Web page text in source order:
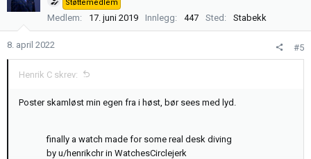
e
:
Støttemedlem
Medlem 17. juni 2019 Innlegg 447 Sted Stabekk
8. april 2022 #5
Henrik C skrev:
Poster skamløst min egen fra i høst, bør sees med lyd.
finally a watch made for some real desk diving
by u/henrikchrin WatchesCirclejerk